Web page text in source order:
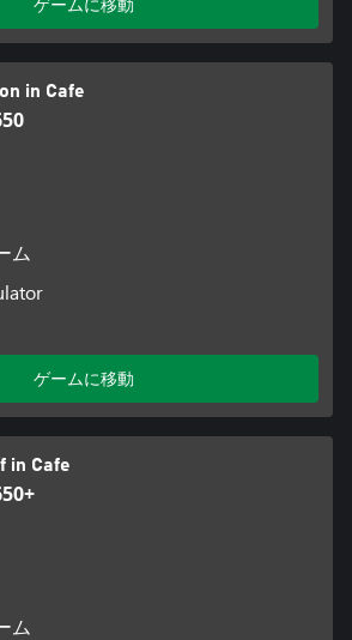
in Cafe
ム
ゲームに移動
in Cafe
ム